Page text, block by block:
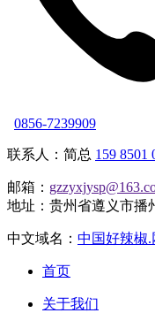
0856-7239909
联系人：简总 159 8501
邮箱：
地址：贵州省遵义市播
中文域名： 中国好辣椒.
首页
关于我们